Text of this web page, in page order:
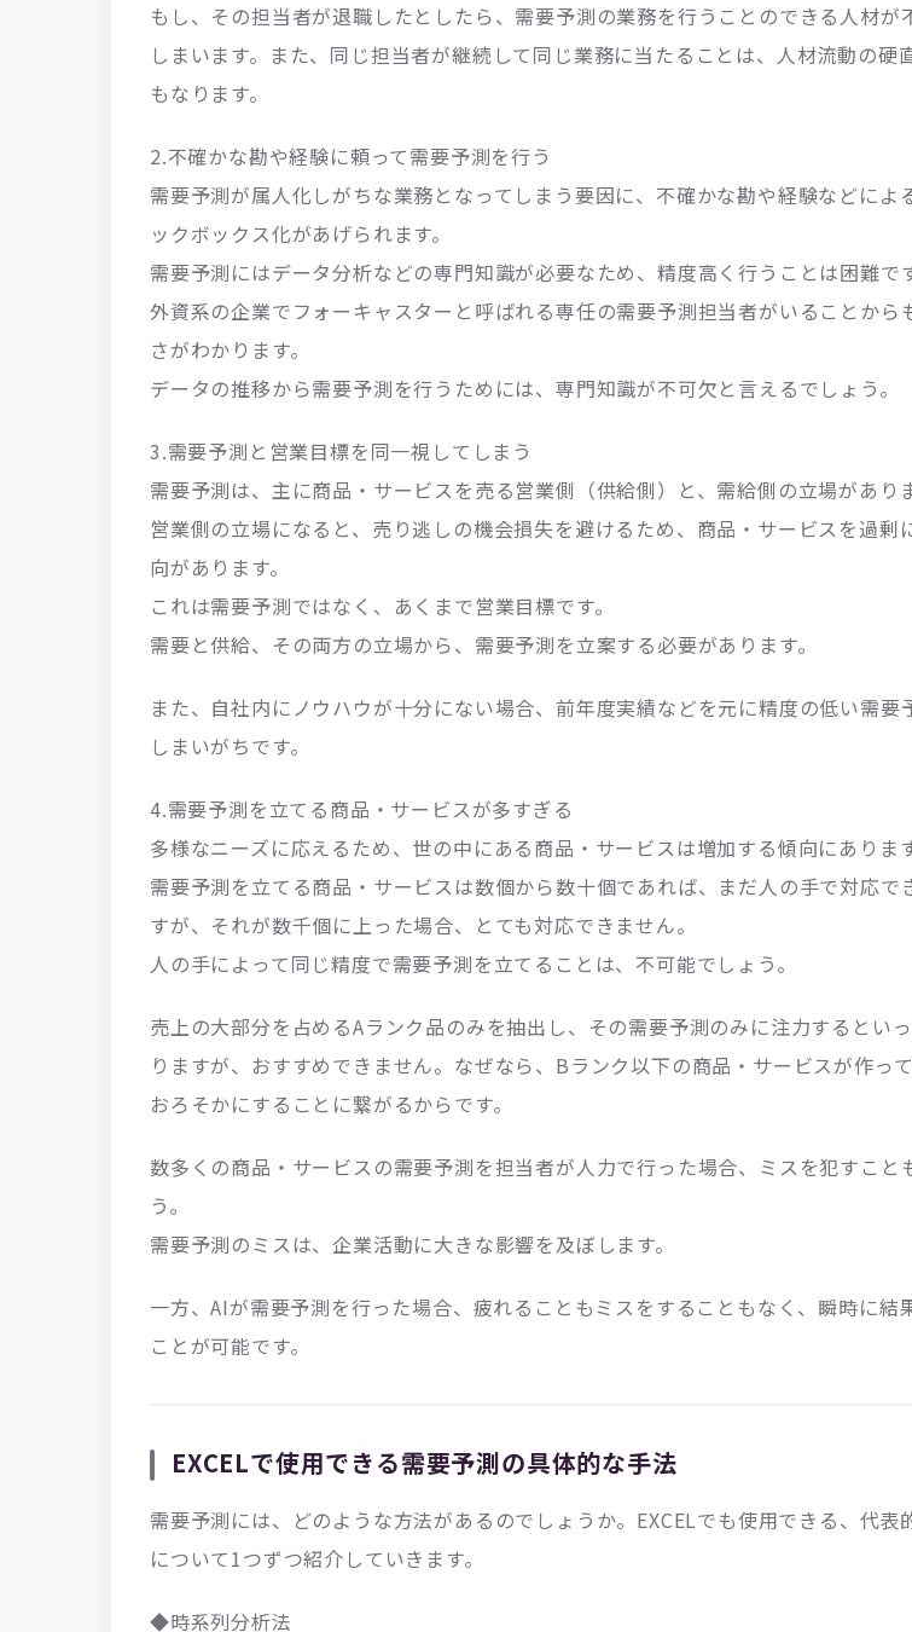
もし、その担当者が退職したとしたら、需要予測の業務を行うことのできる人材が
しまいます。また、同じ担当者が継続して同じ業務に当たることは、人材流動の硬
もなります。
2.不確かな勘や経験に頼って需要予測を行う
需要予測が属人化しがちな業務となってしまう要因に、不確かな勘や経験などによ
ックボックス化があげられます。
需要予測にはデータ分析などの専門知識が必要なため、精度高く行うことは困難です
外資系の企業でフォーキャスターと呼ばれる専任の需要予測担当者がいることから
さがわかります。
データの推移から需要予測を行うためには、専門知識が不可欠と言えるでしょう。
3.需要予測と営業目標を同一視してしまう
需要予測は、主に商品・サービスを売る営業側（供給側）と、需給側の立場がありま
営業側の立場になると、売り逃しの機会損失を避けるため、商品・サービスを過剰
向があります。
これは需要予測ではなく、あくまで営業目標です。
需要と供給、その両方の立場から、需要予測を立案する必要があります。
また、自社内にノウハウが十分にない場合、前年度実績などを元に精度の低い需要
しまいがちです。
4.需要予測を立てる商品・サービスが多すぎる
多様なニーズに応えるため、世の中にある商品・サービスは増加する傾向にあります
需要予測を立てる商品・サービスは数個から数十個であれば、まだ人の手で対応で
すが、それが数千個に上った場合、とても対応できません。
人の手によって同じ精度で需要予測を立てることは、不可能でしょう。
売上の大部分を占めるAランク品のみを抽出し、その需要予測のみに注力するとい
りますが、おすすめできません。なぜなら、Bランク以下の商品・サービスが作っ
おろそかにすることに繋がるからです。
数多くの商品・サービスの需要予測を担当者が人力で行った場合、ミスを犯すこと
う。
需要予測のミスは、企業活動に大きな影響を及ぼします。
一方、AIが需要予測を行った場合、疲れることもミスをすることもなく、瞬時に結
ことが可能です。
EXCELで使用できる需要予測の具体的な手法
需要予測には、どのような方法があるのでしょうか。EXCELでも使用できる、代表
について1つずつ紹介していきます。
◆時系列分析法